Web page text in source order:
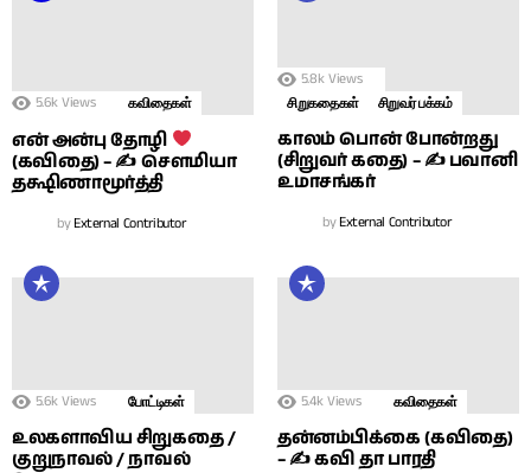
5.6k Views கவிதைகள்
என் அன்பு தோழி
(கவிதை) – ✍ சௌமியா
தக்ஷிணாமூர்த்தி
byExternal Contributor
5.8k Views
சிறுகதைகள் சிறுவர் பக்கம்
காலம் பொன் போன்றது
(சிறுவர் கதை) – ✍ பவானி
உமாசங்கர்
byExternal Contributor
5.6k Views போட்டிகள்
உலகளாவிய சிறுகதை /
குறுநாவல் / நாவல்
5.4k Views கவிதைகள்
தன்னம்பிக்கை (கவிதை)
– ✍ கவி தா பாரதி